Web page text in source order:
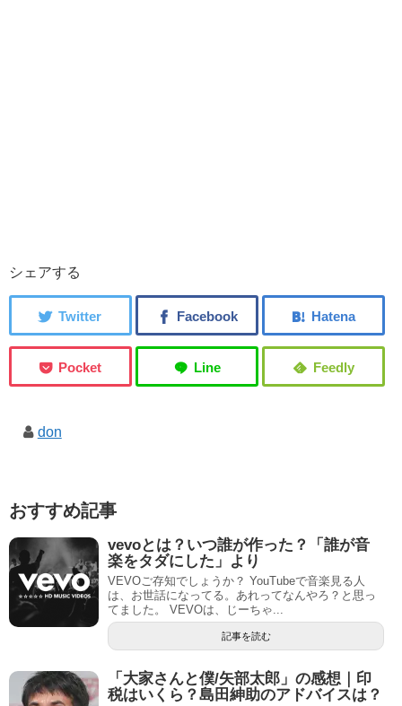
シェアする
don
おすすめ記事
vevoとは？いつ誰が作った？「誰が音
楽をタダにした」より
VEVOご存知でしょうか？ YouTubeで音楽見る人
は、お世話になってる。あれってなんやろ？と思っ
てました。 VEVOは、じーちゃ...
記事を読む
「大家さんと僕/矢部太郎」の感想｜印
税はいくら？島田紳助のアドバイスは？